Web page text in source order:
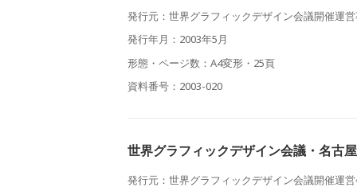
発行元：世界グラフィックデザイン会議開催運
発行年月：2003年5月
形態・ページ数：A4変形・25頁
資料番号：2003-020
世界グラフィックデザイン会議・名古
発行元：世界グラフィックデザイン会議開催運